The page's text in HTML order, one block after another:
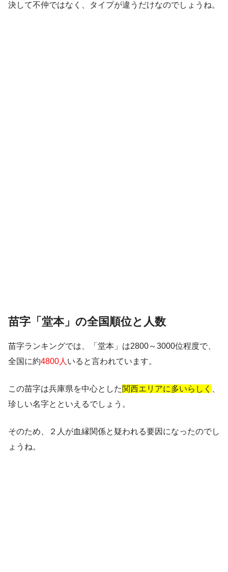
決して不仲ではなく、タイプが違うだけなのでしょうね。
苗字「堂本」の全国順位と人数
苗字ランキングでは、「堂本」は2800～3000位程度で、
全国に約4800人 いると言われています。
この苗字は兵庫県を中心とした関西エリアに多いらしく
珍しい名字とといえるでしょう。
そのため、２人が血縁関係と疑われる要因になったのでし
ょうね。